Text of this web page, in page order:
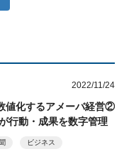
2022/11/24
値化するアメーバ経営②
行動・成果を数字管理
ビジネス